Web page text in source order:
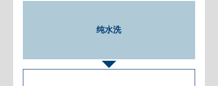
纯水洗